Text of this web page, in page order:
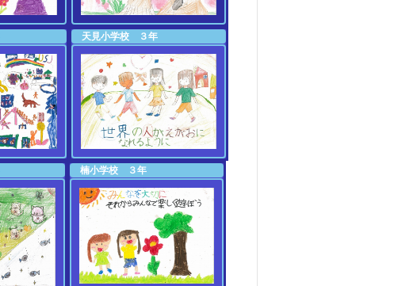
天見小学校 ３年
楠小学校 ３年